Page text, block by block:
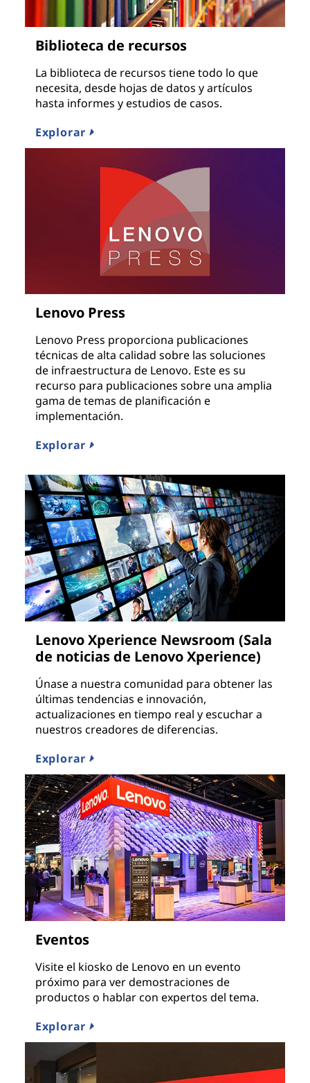
Biblioteca de recursos
La biblioteca de recursos tiene todo lo que
necesita, desde hojas de datos y artículos
hasta informes y estudios de casos.
Explorar
Lenovo Press
Lenovo Press proporciona publicaciones
técnicas de alta calidad sobre las soluciones
de infraestructura de Lenovo. Este es su
recurso para publicaciones sobre una amplia
gama de temas de planificación e
implementación.
Explorar
Lenovo Xperience Newsroom (Sala
de noticias de Lenovo Xperience)
Únase a nuestra comunidad para obtener las
últimas tendencias e innovación,
actualizaciones en tiempo real y escuchar a
nuestros creadores de diferencias.
Explorar
Eventos
Visite el kiosko de Lenovo en un evento
próximo para ver demostraciones de
productos o hablar con expertos del tema.
Explorar